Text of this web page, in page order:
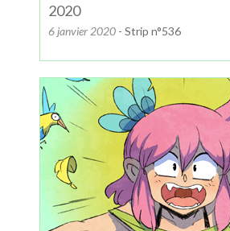
2020
6 janvier 2020 - Strip n°536